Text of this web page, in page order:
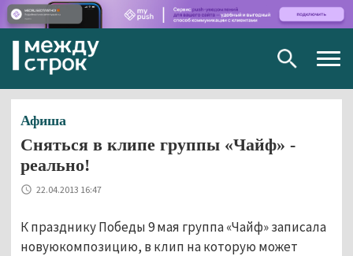
Афиша
Сняться в клипе группы «Чайф» -
реально!
22.04.2013 16:47
К празднику Победы 9 мая группа «Чайф» записала
новуюкомпозицию, в клип на которую может